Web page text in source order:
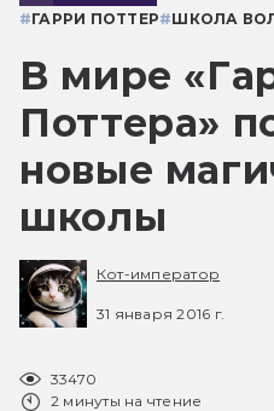
#ГАРРИ ПОТТЕР#ШКОЛА
В мире
Поттера»
новые
школы
Кот-император
31 января 2016 г.
33470
2 минуты на чтение